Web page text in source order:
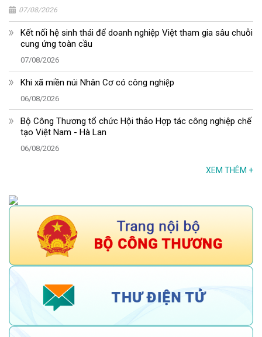
07/08/2026
Kết nối hệ sinh thái để doanh nghiệp Việt tham gia sâu chuỗi
cung ứng toàn cầu
07/08/2026
Khi xã miền núi Nhân Cơ có công nghiệp
06/08/2026
Bộ Công Thương tổ chức Hội thảo Hợp tác công nghiệp chế
tạo Việt Nam - Hà Lan
06/08/2026
XEM THÊM +